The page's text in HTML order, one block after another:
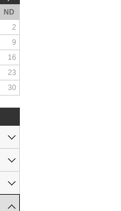
ND
2
9
16
23
30